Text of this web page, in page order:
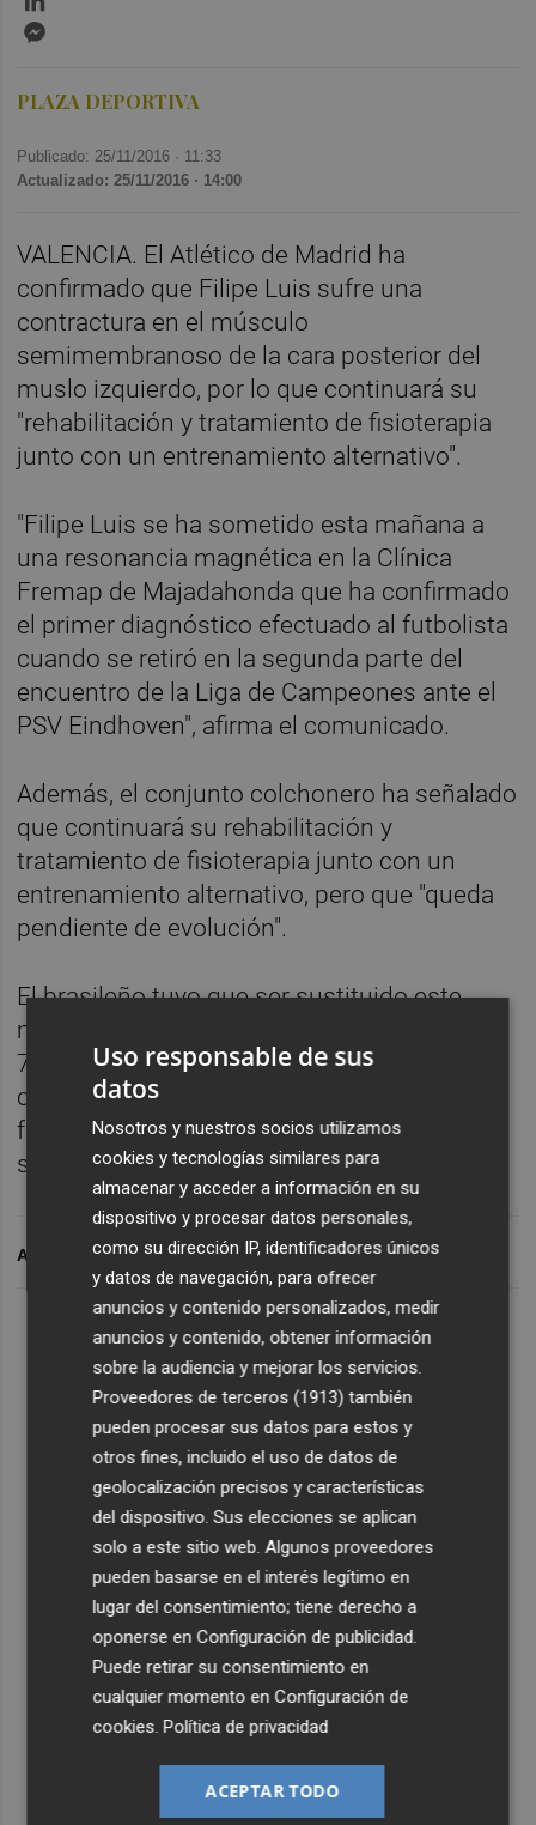
PLAZA DEPORTIVA
Publicado: 25/11/2016 · 11:33
Actualizado: 25/11/2016 · 14:00
VALENCIA. El Atlético de Madrid ha
confirmado que Filipe Luis sufre una
contractura en el músculo
semimembranoso de la cara posterior del
muslo izquierdo, por lo que continuará su
"rehabilitación y tratamiento de fisioterapia
junto con un entrenamiento alternativo".
"Filipe Luis se ha sometido esta mañana a
una resonancia magnética en la Clínica
Fremap de Majadahonda que ha confirmado
el primer diagnóstico efectuado al futbolista
cuando se retiró en la segunda parte del
encuentro de la Liga de Campeones ante el
PSV Eindhoven", afirma el comunicado.
Además, el conjunto colchonero ha señalado
que continuará su rehabilitación y
tratamiento de fisioterapia junto con un
entrenamiento alternativo, pero que "queda
pendiente de evolución".
El brasileño tuvo que ser sustituido este
miércoles por Juanfran Torres en el minuto
72 ante el PSV Eindhoven, partido
correspondiente a la quinta jornada de la
fase de grupos de Liga de Campeones, y
será baja ante Osasuna.
ARCHIVADO EN
Uso responsable de sus
datos
Nosotros y nuestros socios utilizamos
cookies y tecnologías similares para
almacenar y acceder a información en su
dispositivo y procesar datos personales,
como su dirección IP, identificadores únicos
y datos de navegación, para ofrecer
anuncios y contenido personalizados, medir
anuncios y contenido, obtener información
sobre la audiencia y mejorar los servicios.
Proveedores de terceros (1913) también
pueden procesar sus datos para estos y
otros fines, incluido el uso de datos de
geolocalización precisos y características
del dispositivo. Sus elecciones se aplican
solo a este sitio web. Algunos proveedores
pueden basarse en el interés legítimo en
lugar del consentimiento; tiene derecho a
oponerse enConfiguración de publicidad
Puede retirar su consentimiento en
cualquier momento enConfiguración de
cookies .Política de privacidad
ACEPTAR TODO